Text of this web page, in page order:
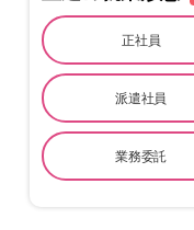
正社員
派遣社員
業務委託